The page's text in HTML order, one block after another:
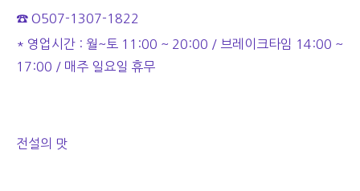
☎ O507-1307-1822
* 영업시간 : 월~토 11:00 ~ 20:00 / 브레이크타임 14:00 ~
17:00 / 매주 일요일 휴무
전설의 맛